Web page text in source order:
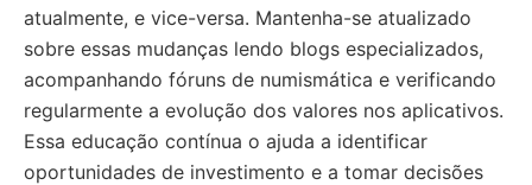
atualmente, e vice-versa. Mantenha-se atualizado
sobre essas mudanças lendo blogs especializados,
acompanhando fóruns de numismática e verificando
regularmente a evolução dos valores nos aplicativos.
Essa educação contínua o ajuda a identificar
oportunidades de investimento e a tomar decisões